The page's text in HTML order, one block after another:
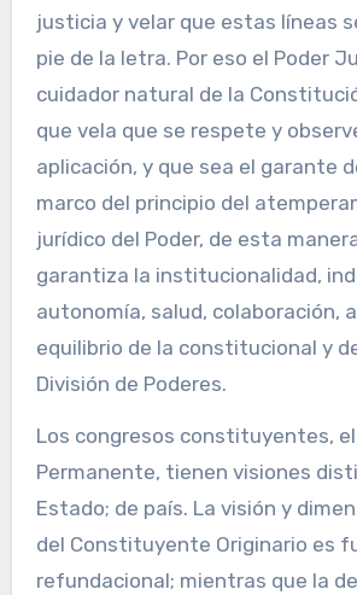
justicia y velar que estas líneas
pie de la letra. Por eso el Poder
cuidador natural de la
que vela que se respete y
aplicación, y que sea el garante
marco del principio del
jurídico del Poder, de esta
garantiza la institucionalidad,
autonomía, salud, colaboración,
equilibrio de la constitucional y
División de Poderes.
Los congresos constituyentes, el
Permanente, tienen visiones
Estado; de país. La visión y
del Constituyente Originario es
refundacional; mientras que la